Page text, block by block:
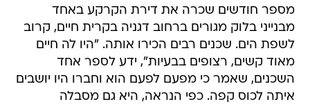
מספר חודשים שכרה את דירת הקרקע באחד
מבנייני בלוק מגורים ברחוב דגניה בקרית חיים, קרוב
לשפת הים. שכנים רבים הכירו אותה. "היו לה חיים
מאוד קשים, רצופים בבעיות", ידע לספר אחד
השכנים, שאמר כי מפעם לפעם הוא וחברו היו יושבים
איתה לכוס קפה. כפי הנראה, היא גם מסבלה